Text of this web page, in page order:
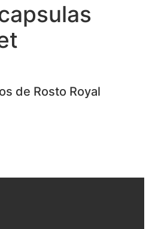
de Rosto Royal